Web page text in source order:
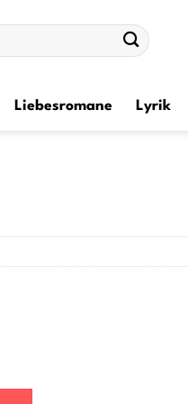
Liebesromane Lyrik